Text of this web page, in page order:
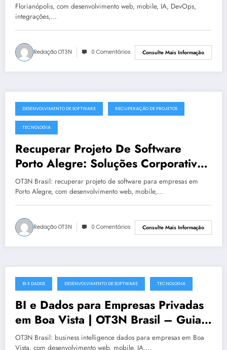
Brasil – Guia 1439
Florianópolis, com desenvolvimento web, mobile, IA, DevOps,
integrações,…
Redação OT3N 0 Comentários Consulte Mais Informação
julho 19, 2025
DESENVOLVIMENTO DE SOFTWARE RECUPERAÇÃO DE PROJETOS
TECNOLOGIA
Recuperar Projeto De Software
Porto Alegre: Soluções Corporativas
da OT3N Brasil – Guia 4098
OT3N Brasil: recuperar projeto de software para empresas em
Porto Alegre, com desenvolvimento web, mobile,…
Redação OT3N 0 Comentários Consulte Mais Informação
julho 19, 2025
BI E DADOS DESENVOLVIMENTO DE SOFTWARE TECNOLOGIA
BI e Dados para Empresas Privadas
em Boa Vista | OT3N Brasil – Guia
5541
OT3N Brasil: business intelligence dados para empresas em Boa
Vista, com desenvolvimento web, mobile, IA,…